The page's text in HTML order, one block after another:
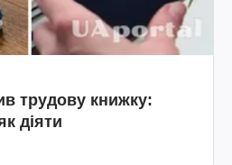
трудову книжку:
діяти